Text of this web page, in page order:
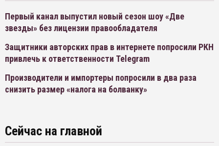
Первый канал выпустил новый сезон шоу «Две
звезды» без лицензии правообладателя
Защитники авторских прав в интернете попросили РКН
привлечь к ответственности Telegram
Производители и импортеры попросили в два раза
снизить размер «налога на болванку»
Сейчас на главной